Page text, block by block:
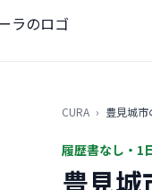
CURA › 豊見城市
履歴書なし・1
豊見城